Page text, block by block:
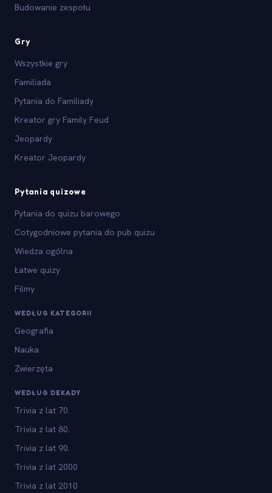
Budowanie zespołu
Gry
Wszystkie gry
Familiada
Pytania do Familiady
Kreator gry Family Feud
Jeopardy
Kreator Jeopardy
Pytania quizowe
Pytania do quizu barowego
Cotygodniowe pytania do pub quizu
Wiedza ogólna
Łatwe quizy
Filmy
WEDŁUG KATEGORII
Geografia
Nauka
Zwierzęta
WEDŁUG DEKADY
Trivia z lat 70.
Trivia z lat 80.
Trivia z lat 90.
Trivia z lat 2000
Trivia z lat 2010